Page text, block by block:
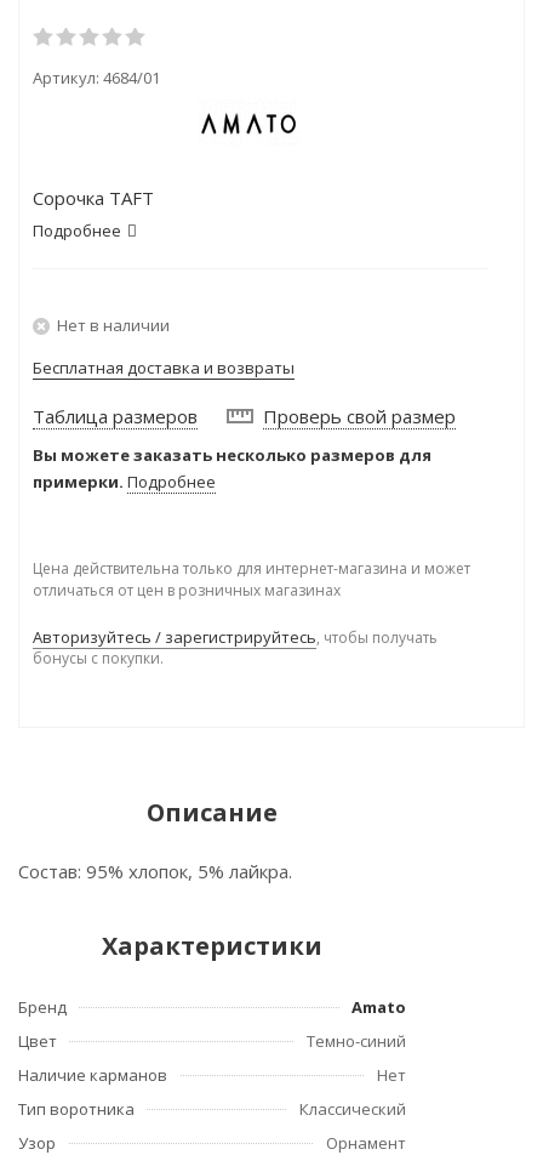
Артикул: 4684/01
Сорочка TAFT
Подробнее
Нет в наличии
Бесплатная доставка и возвраты
Таблица размеров Проверь свой размер
Вы можете заказать несколько размеров для
примерки. Подробнее
Цена действительна только для интернет-магазина и может
отличаться от цен в розничных магазинах
Авторизуйтесь / зарегистрируйтесь, чтобы получать
бонусы с покупки.
Описание
Состав: 95% хлопок, 5% лайкра.
Характеристики
Бренд
Amato
Цвет
Темно-синий
Наличие карманов
Нет
Тип воротника
Классический
Узор
Орнамент